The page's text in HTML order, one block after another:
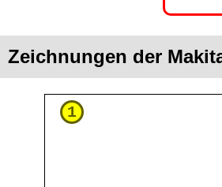
Zeichnungen der
1